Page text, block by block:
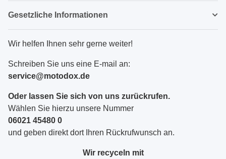
Gesetzliche Informationen
Wir helfen Ihnen sehr gerne weiter!
Schreiben Sie uns eine E-mail an:
service@motodox.de
Oder lassen Sie sich von uns zurückrufen.
Wählen Sie hierzu unsere Nummer
06021 45480 0
und geben direkt dort Ihren Rückrufwunsch an.
Wir recyceln mit